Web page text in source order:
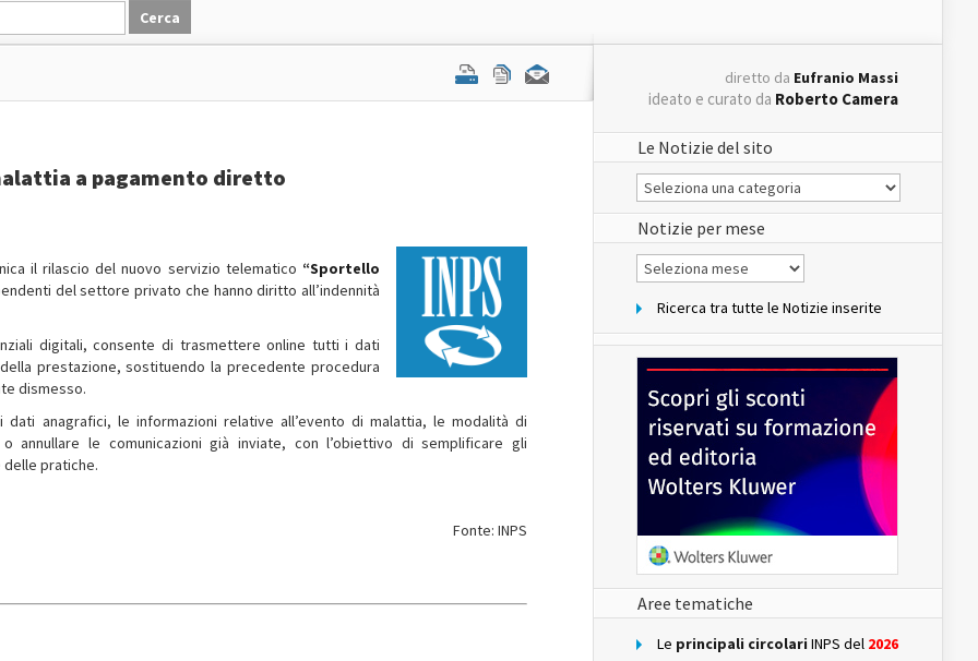
a pagamento diretto
il rilascio del nuovo servizio telematico “Sportello
del settore privato che hanno diritto all’indennità
digitali, consente di trasmettere online tutti i dati
prestazione, sostituendo la precedente procedura
dismesso.
anagrafici, le informazioni relative all’evento di malattia, le modalità di
annullare le comunicazioni già inviate, con l’obiettivo di semplificare gli
pratiche.
Fonte: INPS
diretto da Eufranio Massi
ideato e curato da Roberto Camera
Le Notizie del sito
Le
Notizie
del
sito
Notizie per mese
Notizie
per
Ricerca tra tutte le Notizie inserite
Aree tematiche
Le principali circolari INPS del 2026